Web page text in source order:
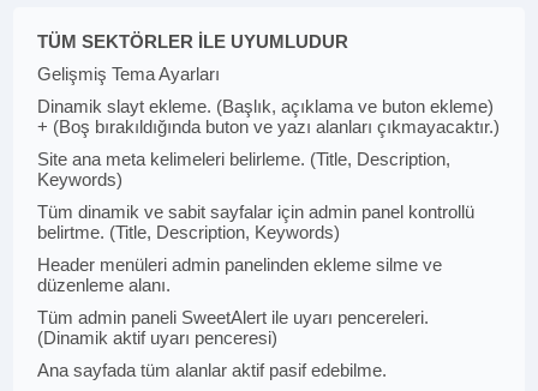
TÜM SEKTÖRLER İLE UYUMLUDUR
Gelişmiş Tema Ayarları
Dinamik slayt ekleme. (Başlık, açıklama ve buton ekleme)
+ (Boş bırakıldığında buton ve yazı alanları çıkmayacaktır.)
Site ana meta kelimeleri belirleme. (Title, Description,
Keywords)
Tüm dinamik ve sabit sayfalar için admin panel kontrollü
belirtme. (Title, Description, Keywords)
Header menüleri admin panelinden ekleme silme ve
düzenleme alanı.
Tüm admin paneli SweetAlert ile uyarı pencereleri.
(Dinamik aktif uyarı penceresi)
Ana sayfada tüm alanlar aktif pasif edebilme.